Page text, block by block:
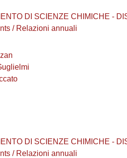
DI SCIENZE CHIMICHE -
/ Relazioni annuali
DI SCIENZE CHIMICHE -
/ Relazioni annuali